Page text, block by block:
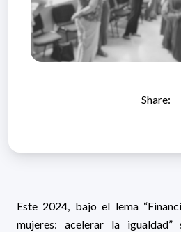
Share:
Este 2024, bajo el lema
mujeres: acelerar la